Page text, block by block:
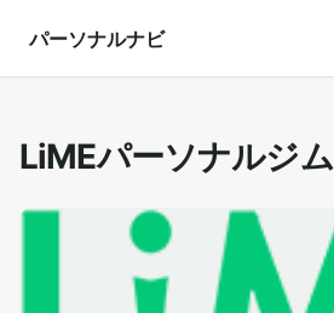
パーソナルナビ
LiMEパーソナルジ